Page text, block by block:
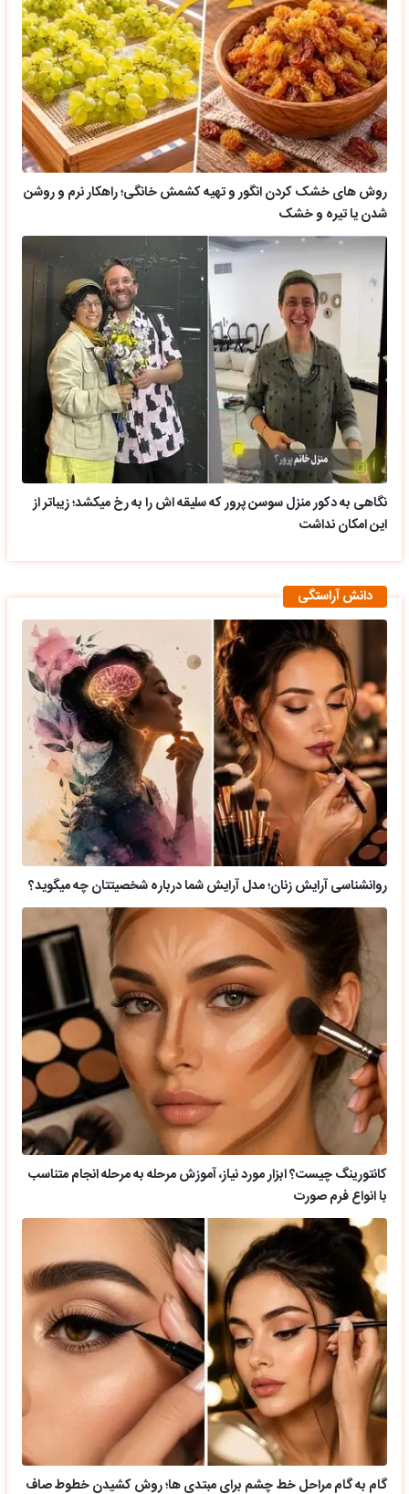
روش های خشک کردن انگور و تهیه کشمش خانگی؛ راهکار نرم و روشن
شدن یا تیره و خشک
نگاهی به دکور منزل سوسن پرور که سلیقه اش را به رخ میکشد؛ زیباتر از
این امکان نداشت
دانش آراستگی
روانشناسی آرایش زنان؛ مدل آرایش شما درباره شخصیتتان چه میگوید؟
کانتورینگ چیست؟ ابزار مورد نیاز، آموزش مرحله به مرحله انجام متناسب
با انواع فرم صورت
گام به گام مراحل خط چشم برای مبتدی ها؛ روش کشیدن خطوط صاف